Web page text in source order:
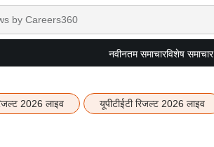
नवीनतम समाचारविशेष समाचार
2026 लाइव यूपीटीईटी रिजल्ट 2026 लाइव